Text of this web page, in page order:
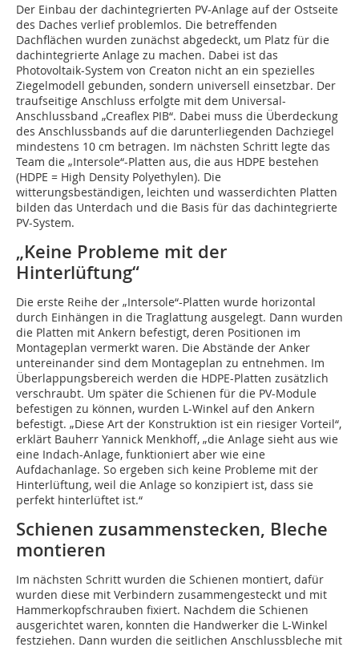
Der Einbau der dachintegrierten PV-Anlage auf der Ostseite
des Daches verlief problemlos. Die betreffenden
Dachflächen wurden zunächst abgedeckt, um Platz für die
dachintegrierte Anlage zu machen. Dabei ist das
Photovoltaik-System von Creaton nicht an ein spezielles
Ziegelmodell gebunden, sondern universell einsetzbar. Der
traufseitige Anschluss erfolgte mit dem Universal-
Anschlussband „Creaflex PIB“. Dabei muss die Überdeckung
des Anschlussbands auf die darunterliegenden Dachziegel
mindestens 10 cm betragen. Im nächsten Schritt legte das
Team die „Intersole“-Platten aus, die aus HDPE bestehen
(HDPE = High Density Polyethylen). Die
witterungsbeständigen, leichten und wasserdichten Platten
bilden das Unterdach und die Basis für das dachintegrierte
PV-System.
„Keine Probleme mit der
Hinterlüftung“
Die erste Reihe der „Intersole“-Platten wurde horizontal
durch Einhängen in die Traglattung ausgelegt. Dann wurden
die Platten mit Ankern befestigt, deren Positionen im
Montageplan vermerkt waren. Die Abstände der Anker
untereinander sind dem Montageplan zu entnehmen. Im
Überlappungsbereich werden die HDPE-Platten zusätzlich
verschraubt. Um später die Schienen für die PV-Module
befestigen zu können, wurden L-Winkel auf den Ankern
befestigt. „Diese Art der Konstruktion ist ein riesiger Vorteil“,
erklärt Bauherr Yannick Menkhoff, „die Anlage sieht aus wie
eine Indach-Anlage, funktioniert aber wie eine
Aufdachanlage. So ergeben sich keine Probleme mit der
Hinterlüftung, weil die Anlage so konzipiert ist, dass sie
perfekt hinterlüftet ist.“
Schienen zusammenstecken, Bleche
montieren
Im nächsten Schritt wurden die Schienen montiert, dafür
wurden diese mit Verbindern zusammengesteckt und mit
Hammerkopfschrauben fixiert. Nachdem die Schienen
ausgerichtet waren, konnten die Handwerker die L-Winkel
festziehen. Dann wurden die seitlichen Anschlussbleche mit